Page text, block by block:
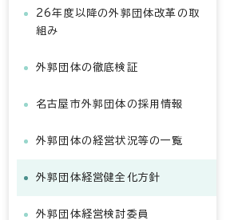
26年度以降の外郭団体改革の取
組み
外郭団体の徹底検証
名古屋市外郭団体の採用情報
外郭団体の経営状況等の一覧
外郭団体経営健全化方針
外郭団体経営検討委員